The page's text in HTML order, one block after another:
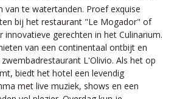
van te watertanden. Proef exquise
bij het restaurant "Le Mogador" of
innovatieve gerechten in het Culinarium.
van een continentaal ontbijt en
L'Olivio. Als het op
biedt het hotel een levendig
met live muziek, shows en een